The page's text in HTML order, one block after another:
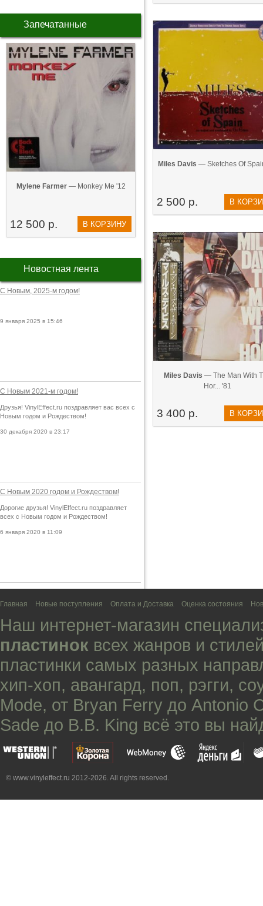
Запечатанные
Mylene Farmer— Monkey Me '12
12 500 р. В КОРЗИНУ
Новостная лента
С Новым, 2025-м годом!
9 января 2025 в 15:46
С Новым 2021-м годом!
Друзья! VinylEffect.ru поздравляет вас всех с
Новым годом и Рождеством!
30 декабря 2020 в 23:17
С Новым 2020 годом и Рождеством!
Дорогие друзья! VinylEffect.ru поздравляет
всех с Новым годом и Рождеством!
6 января 2020 в 11:09
Miles Davis — ‎Sketches Of
2 500 р. В
Miles Davis — The Man With
Hor... '81
3 400 р. В
Главная Новые поступления Оплата и Доставка Оценка состояния
Наш интернет-магазин
пластинок всех жанров и
пластинки самых разных
хип-хоп, авангард, поп, рэгги,
Mode, от Bryan Ferry до Antonio
Sade до B.B. King всё это вы
© www.vinyleffect.ru 2012-2026. All rights reserved.